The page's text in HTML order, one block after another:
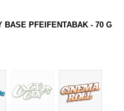
BASE PFEIFENTABAK - 70 G